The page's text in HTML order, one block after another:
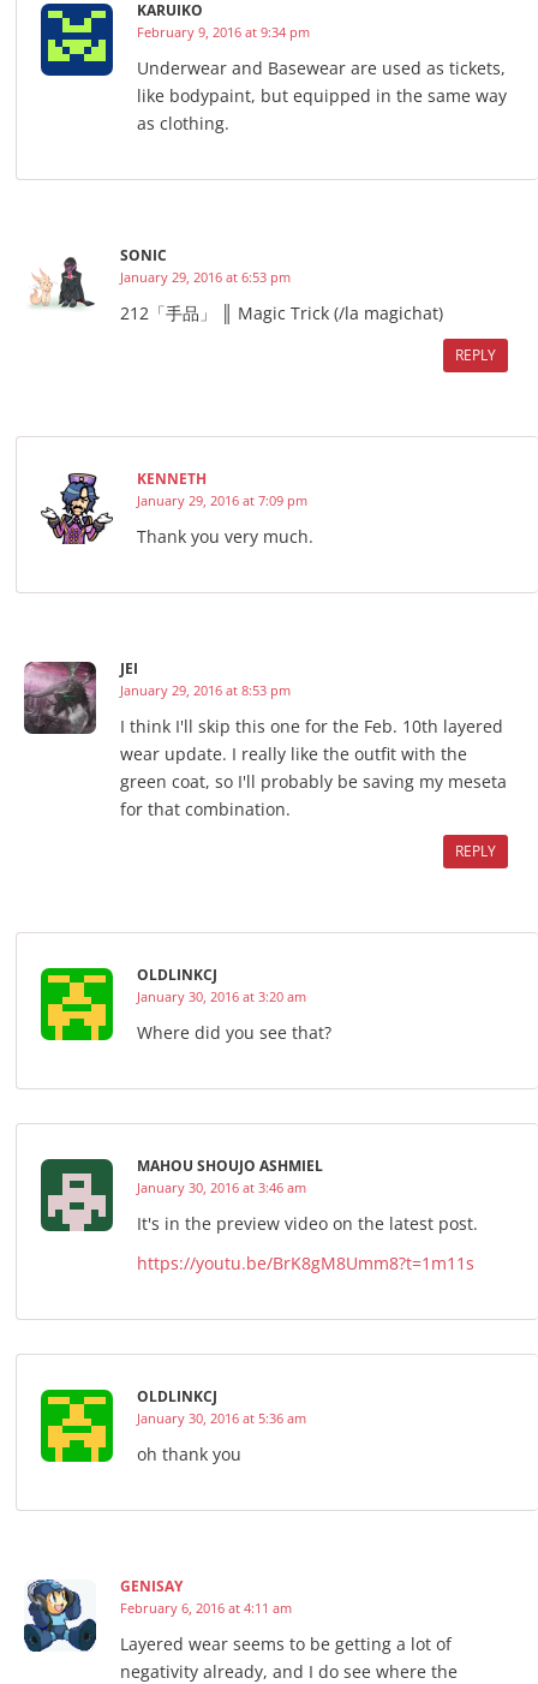
KARUIKO
February 9, 2016 at 9:34 pm
Underwear and Basewear are used as tickets,
like bodypaint, but equipped in the same way
as clothing.
SONIC
January 29, 2016 at 6:53 pm
212「手品」 ║ Magic Trick (/la magichat)
REPLY
KENNETH
January 29, 2016 at 7:09 pm
Thank you very much.
JEI
January 29, 2016 at 8:53 pm
I think I'll skip this one for the Feb. 10th layered
wear update. I really like the outfit with the
green coat, so I'll probably be saving my meseta
for that combination.
REPLY
OLDLINKCJ
January 30, 2016 at 3:20 am
Where did you see that?
MAHOU SHOUJO ASHMIEL
January 30, 2016 at 3:46 am
It's in the preview video on the latest post.
https://youtu.be/BrK8gM8Umm8?t=1m11s
OLDLINKCJ
January 30, 2016 at 5:36 am
oh thank you
GENISAY
February 6, 2016 at 4:11 am
Layered wear seems to be getting a lot of
negativity already, and I do see where the